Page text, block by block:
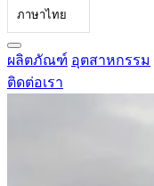
ภาษาไทย
ผลิตภัณฑ์ อุตสาหกรรม
ติดต่อเรา